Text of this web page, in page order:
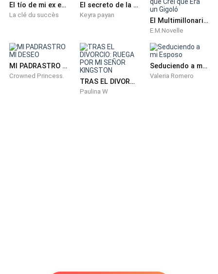
El tío de mi ex es mi Destino
La clé du succès
El secreto de la esposa rechazada
Keyra payan
El Multimillonario que Creí que Era un Gigoló
E.M.Novelle
MI PADRASTRO MI DESEO
Crowned Princess.
TRAS EL DIVORCIO: RUEGA POR MI SEÑOR KINGSTON
Paulina W
Seduciendo a mi Esposo
Valeria Romero